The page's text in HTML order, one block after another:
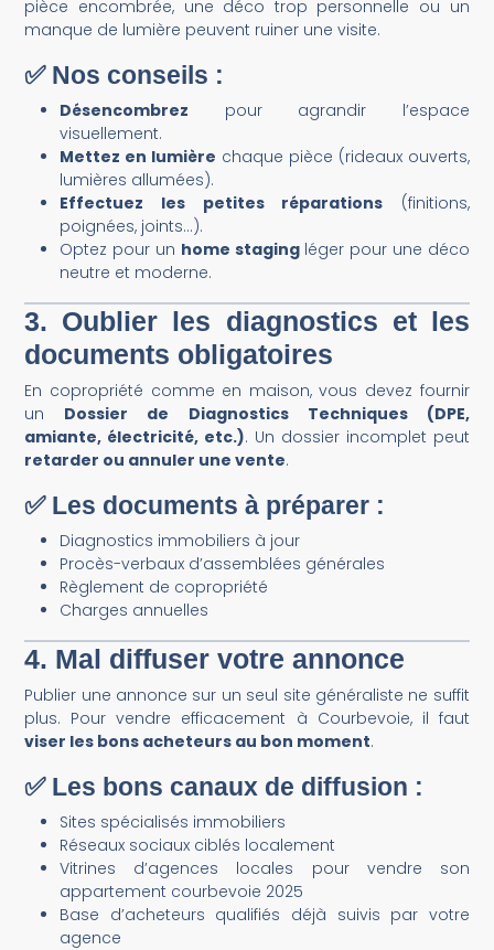
pièce encombrée, une déco trop personnelle ou un
manque de lumière peuvent ruiner une visite.
✅ Nos conseils :
Désencombrez pour agrandir l’espace
visuellement.
Mettez en lumière chaque pièce (rideaux ouverts,
lumières allumées).
Effectuez les petites réparations (finitions,
poignées, joints…).
Optez pour un home stagingléger pour une déco
neutre et moderne.
3. Oublier les diagnostics et les
documents obligatoires
En copropriété comme en maison, vous devez fournir
un Dossier de Diagnostics Techniques (DPE,
amiante, électricité, etc.). Un dossier incomplet peut
retarder ou annuler une vente.
✅ Les documents à préparer :
Diagnostics immobiliers à jour
Procès-verbaux d’assemblées générales
Règlement de copropriété
Charges annuelles
4. Mal diffuser votre annonce
Publier une annonce sur un seul site généraliste ne suffit
plus. Pour vendre efficacement à Courbevoie, il faut
viser les bons acheteurs au bon moment.
✅ Les bons canaux de diffusion :
Sites spécialisés immobiliers
Réseaux sociaux ciblés localement
Vitrines d’agences locales pour vendre son
appartement courbevoie 2025
Base d’acheteurs qualifiés déjà suivis par votre
agence